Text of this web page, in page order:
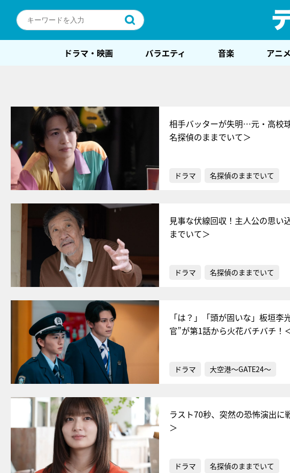
ドラマ・映画 バラエティ 音楽 アニ
相手バッターが失明…元・高校
名探偵のままでいて＞
ドラマ 名探偵のままでいて
見事な伏線回収！主人公の思い
までいて＞
ドラマ 名探偵のままでいて
「は？」「頭が固いな」板垣
官”が第1話から火花バチバチ！
ドラマ 大空港～GATE24～
ラスト70秒、突然の恐怖演出
＞
ドラマ 名探偵のままでいて